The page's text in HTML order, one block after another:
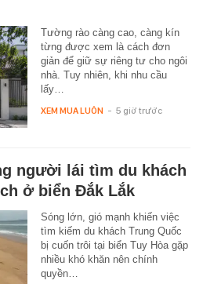
Tường rào càng cao, càng kín
từng được xem là cách đơn
giản để giữ sự riêng tư cho ngôi
nhà. Tuy nhiên, khi nhu cầu
lấy…
XEM MUA LUÔN - 5 giờ trước
người lái tìm du khách
ở biển Đắk Lắk
Sóng lớn, gió mạnh khiến việc
tìm kiếm du khách Trung Quốc
bị cuốn trôi tại biển Tuy Hòa gặp
nhiều khó khăn nên chính
quyền…